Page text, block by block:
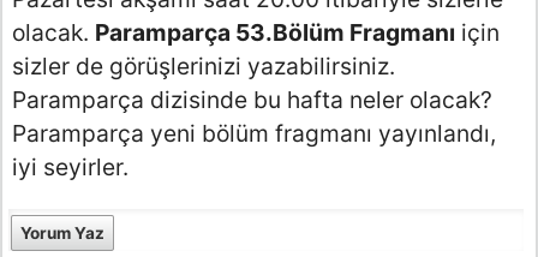
olacak. Paramparça 53.Bölüm Fragmanı için
sizler de görüşlerinizi yazabilirsiniz.
Paramparça dizisinde bu hafta neler olacak?
Paramparça yeni bölüm fragmanı yayınlandı,
iyi seyirler.
Yorum Yaz